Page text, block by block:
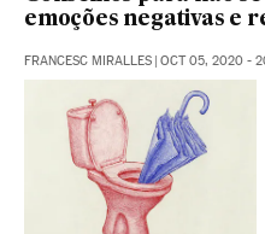
emoções negativas e
FRANCESC MIRALLES OCT 05, 2020 -